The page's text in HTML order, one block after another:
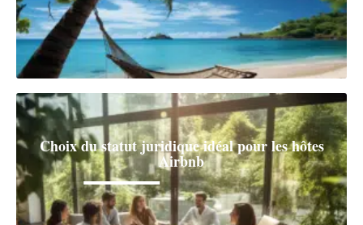
Choix du statut juridique idéal pour les hôtes
Airbnb